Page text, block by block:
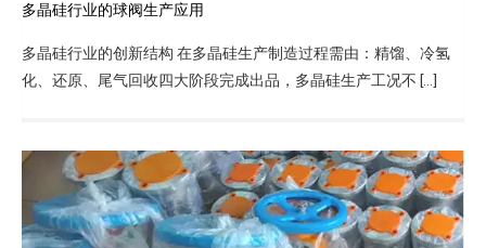
多晶硅行业的球阀生产应用
多晶硅行业的创新结构 在多晶硅生产制造过程需由：精馏、冷氢
化、还原、尾气回收四大阶段完成出品，多晶硅生产工况不 […]